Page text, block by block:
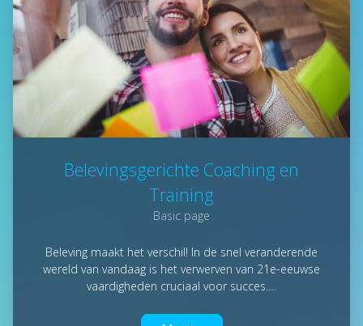
Belevingsgerichte Coaching en
Training
Basic page
Beleving maakt het verschil! In de snel veranderende
wereld van vandaag is het verwerven van 21e-eeuwse
vaardigheden cruciaal voor succes.…